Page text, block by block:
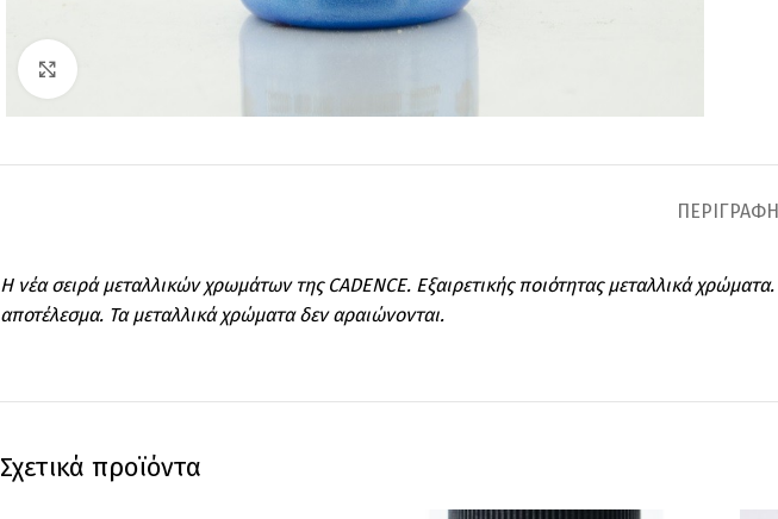
ΠΕΡΙΓΡΑΦΉ
Η νέα σειρά μεταλλικών χρωμάτων της CADENCE. Εξαιρετικής ποιότητας μεταλλικά
αποτέλεσμα. Τα μεταλλικά χρώματα δεν αραιώνονται.
Σχετικά προϊόντα